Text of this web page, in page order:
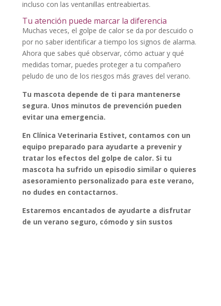
incluso con las ventanillas entreabiertas.
Tu atención puede marcar la diferencia
Muchas veces, el golpe de calor se da por descuido o
por no saber identificar a tiempo los signos de alarma.
Ahora que sabes qué observar, cómo actuar y qué
medidas tomar, puedes proteger a tu compañero
peludo de uno de los riesgos más graves del verano.
Tu mascota depende de ti para mantenerse
segura. Unos minutos de prevención pueden
evitar una emergencia.
En Clínica Veterinaria Estivet, contamos con un
equipo preparado para ayudarte a prevenir y
tratar los efectos del golpe de calor. Si tu
mascota ha sufrido un episodio similar o quieres
asesoramiento personalizado para este verano,
no dudes en contactarnos.
Estaremos encantados de ayudarte a disfrutar
de un verano seguro, cómodo y sin sustos